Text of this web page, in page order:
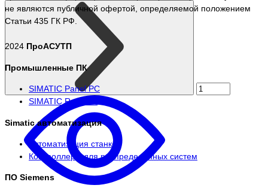
не являются публичной офертой, определяемой положением
Статьи 435 ГК РФ.
2024 ПроАСУТП
Промышленные ПК
SIMATIC Panel PС
SIMATIC Rack PC
Simatic автоматизация
Автоматизация станков
Контроллеры для распределенных систем
ПО Siemens